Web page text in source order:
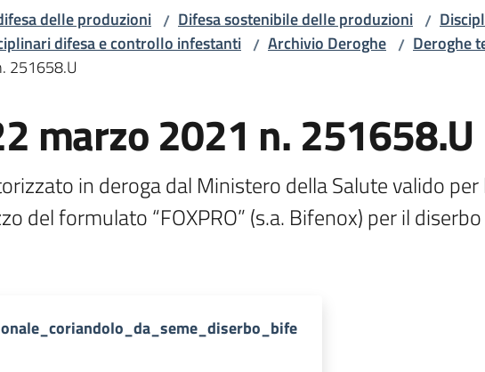
delle produzioni / Difesa sostenibile delle produzioni /
difesa e controllo infestanti / Archivio Deroghe / Deroghe
251658.U
marzo 2021 n. 251658.U
in deroga dal Ministero della Salute valido
del formulato “FOXPRO” (s.a. Bifenox) per il